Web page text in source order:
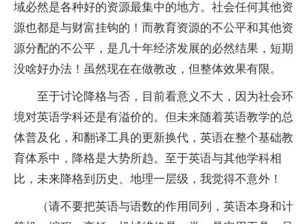
域必然是各种好的资源最集中的地方。社会任何其他资
源也都是与财富挂钩的！而教育资源的不公平和其他资
源分配的不公平，是几十年经济发展的必然结果，短期
没啥好办法！虽然现在在做教改，但整体效果有限。
至于讨论降格与否，目前看意义不大，因为社会环
境对英语学科还是有溢价的。但未来随着英语教学的总
体普及化，和翻译工具的更新换代，英语在整个基础教
育体系中，降格是大势所趋。至于英语与其他学科相
比，未来降格到历史、地理一层级，我觉得不意外！
（请不要把英语与语数的作用同列，英语本身和计